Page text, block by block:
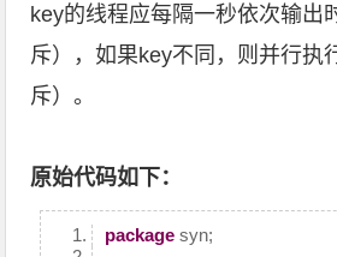
key的线程应每隔一秒依次输出
斥），如果key不同，则并行执
斥）。
原始代码如下：
package syn;